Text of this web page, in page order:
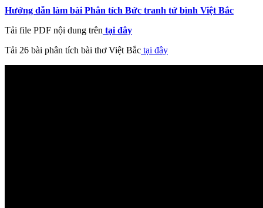
Hướng dẫn làm bài Phân tích Bức tranh tứ bình Việt Bắc
Tải file PDF nội dung trên tại đây
Tải 26 bài phân tích bài thơ Việt Bắc tại đây